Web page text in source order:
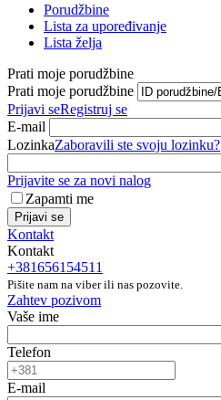
Porudžbine
Lista za upoređivanje
Lista želja
Prati moje porudžbine
Prati moje porudžbine
Prijavi seRegistruj se
E-mail
LozinkaZaboravili ste svoju lozinku?
Prijavite se za novi nalog
Zapamti me
Prijavi se
Kontakt
Kontakt
+381656154511
Pišite nam na viber ili nas pozovite.
Zahtev pozivom
Vaše ime
Telefon
E-mail